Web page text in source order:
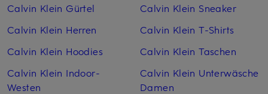
Calvin Klein Gürtel
Calvin Klein Herren
Calvin Klein Hoodies
Calvin Klein Indoor-
Westen
Calvin Klein Sneaker
Calvin Klein T-Shirts
Calvin Klein Taschen
Calvin Klein Unterwäsche
Damen